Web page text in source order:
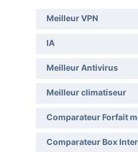
Meilleur VPN
IA
Meilleur Antivirus
Meilleur climatiseur
Comparateur Forfait
Comparateur Box